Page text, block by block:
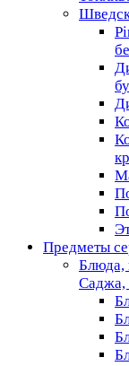
Предметы
Блюда,